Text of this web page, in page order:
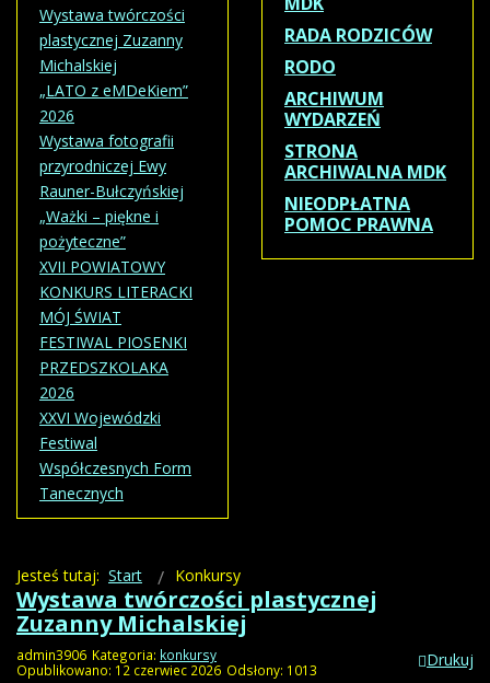
Wystawa twórczości
plastycznej Zuzanny
Michalskiej
„LATO z eMDeKiem”
2026
Wystawa fotografii
przyrodniczej Ewy
Rauner-Bułczyńskiej
„Ważki – piękne i
pożyteczne”
XVII POWIATOWY
KONKURS LITERACKI
MÓJ ŚWIAT
FESTIWAL PIOSENKI
PRZEDSZKOLAKA
2026
XXVI Wojewódzki
Festiwal
Współczesnych Form
Tanecznych
RADA RODZICÓW
RODO
ARCHIWUM
WYDARZEŃ
STRONA
ARCHIWALNA MDK
NIEODPŁATNA
POMOC PRAWNA
Jesteś tutaj: Start Konkursy
Wystawa twórczości plastycznej
Zuzanny Michalskiej
Drukuj
admin3906 Kategoria: konkursy
Opublikowano: 12 czerwiec 2026 Odsłony: 1013